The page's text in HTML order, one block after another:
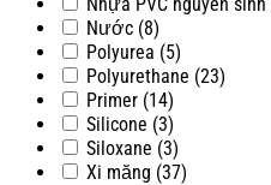
Nước (8)
Polyurea (5)
Polyurethane (23)
Primer (14)
Silicone (3)
Siloxane (3)
Xi măng (37)